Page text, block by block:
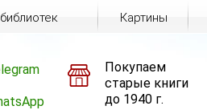
Картины
Покупаем
старые книги
до 1940 г.